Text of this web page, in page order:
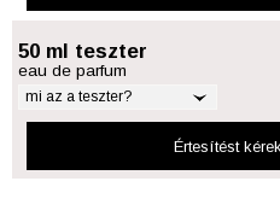
50 ml teszter
eau de parfum
mi az a teszter?
Értesítést